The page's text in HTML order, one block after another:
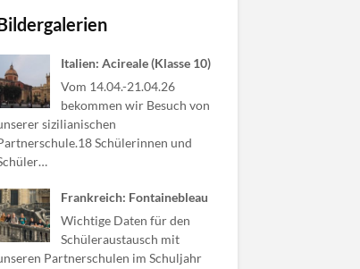
Italien: Acireale (Klasse 10)
Vom 14.04.-21.04.26
bekommen wir Besuch von
sizilianischen
Schülerinnen und
Frankreich: Fontainebleau
Wichtige Daten für den
Schüleraustausch mit
Partnerschulen im Schuljahr